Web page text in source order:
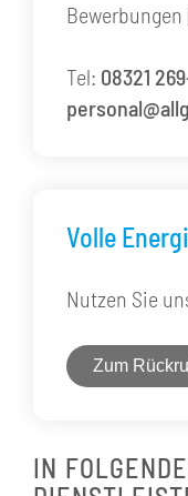
Tel: 08321
Volle
Nutzen Sie
Zum
IN